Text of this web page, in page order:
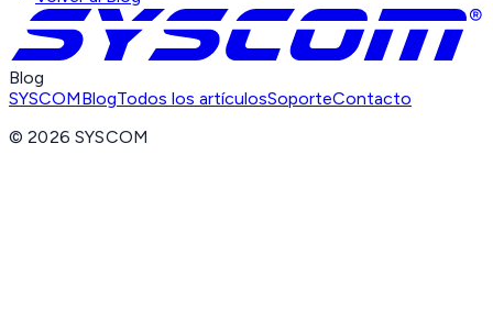
Blog
SYSCOMBlogTodos los artículosSoporteContacto
©2026 SYSCOM